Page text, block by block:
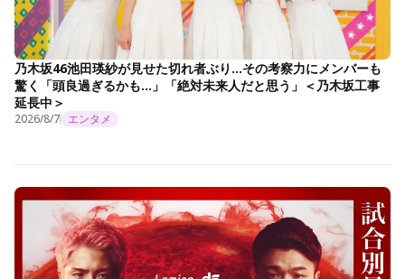
乃木坂46池田瑛紗が見せた切れ者ぶり…その考察力にメンバーも
驚く「頭良過ぎるかも…」「絶対未来人だと思う」＜乃木坂工事
延長中＞
2026/8/7 エンタメ